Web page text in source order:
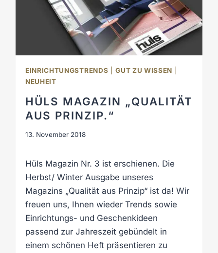
M
A
G
A
Z
N
T
D
!
EINRICHTUNGSTRENDS |GUT ZU WISSEN
NEUHEIT
HÜLS MAGAZIN „QUALITÄT
AUS PRINZIP.“
13. November 2018
Hüls Magazin Nr. 3 ist erschienen. Die
Herbst/ Winter Ausgabe unseres
Magazins „Qualität aus Prinzip“ ist da! Wir
freuen uns, Ihnen wieder Trends sowie
Einrichtungs- und Geschenkideen
passend zur Jahreszeit gebündelt in
einem schönen Heft präsentieren zu